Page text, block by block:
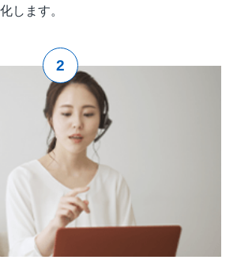
します。
2